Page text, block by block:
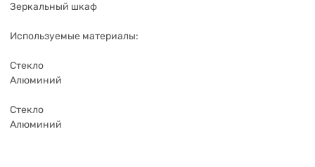
Зеркальный шкаф
Используемые материалы:
Стекло
Алюминий
Стекло
Алюминий